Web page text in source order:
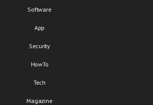
Software
App
Security
HowTo
Tech
Magazine